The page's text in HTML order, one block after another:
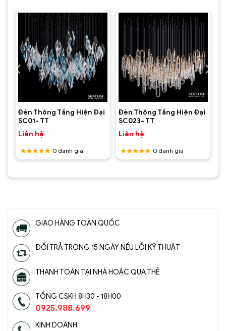
Đèn Thông Tầng Hiện Đại
SC01- TT
Liên hệ
Được
55 sao
0 đánh giá
Đèn Thông Tầng Hiện Đại
SC023- TT
Liên hệ
Được
55 sao
0 đánh giá
GIAO HÀNG TOÀN QUỐC
ĐỔI TRẢ TRONG 15 NGÀY NẾU LỖI KỸ THUẬT
THANH TOÁN TẠI NHÀ HOẶC QUA THẺ
TỔNG CSKH 8H30 - 18H00
0925.988.699
KINH DOANH